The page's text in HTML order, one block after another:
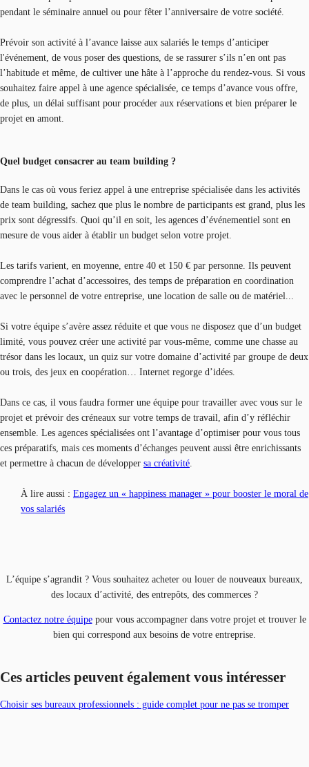
pendant le séminaire annuel ou pour fêter l’anniversaire de votre société.
Prévoir son activité à l’avance laisse aux salariés le temps d’anticiper
l'événement, de vous poser des questions, de se rassurer s’ils n’en ont pas
l’habitude et même, de cultiver une hâte à l’approche du rendez-vous. Si vous
souhaitez faire appel à une agence spécialisée, ce temps d’avance vous offre,
de plus, un délai suffisant pour procéder aux réservations et bien préparer le
projet en amont.
Quel budget consacrer au team building ?
Dans le cas où vous feriez appel à une entreprise spécialisée dans les activités
de team building, sachez que plus le nombre de participants est grand, plus les
prix sont dégressifs. Quoi qu’il en soit, les agences d’événementiel sont en
mesure de vous aider à établir un budget selon votre projet.
Les tarifs varient, en moyenne, entre 40 et 150 € par personne. Ils peuvent
comprendre l’achat d’accessoires, des temps de préparation en coordination
avec le personnel de votre entreprise, une location de salle ou de matériel...
Si votre équipe s’avère assez réduite et que vous ne disposez que d’un budget
limité, vous pouvez créer une activité par vous-même, comme une chasse au
trésor dans les locaux, un quiz sur votre domaine d’activité par groupe de deux
ou trois, des jeux en coopération… Internet regorge d’idées.
Dans ce cas, il vous faudra former une équipe pour travailler avec vous sur le
projet et prévoir des créneaux sur votre temps de travail, afin d’y réfléchir
ensemble. Les agences spécialisées ont l’avantage d’optimiser pour vous tous
ces préparatifs, mais ces moments d’échanges peuvent aussi être enrichissants
et permettre à chacun de développer sa créativité.
À lire aussi : Engagez un « happiness manager » pour booster le moral de
vos salariés
L’équipe s’agrandit ? Vous souhaitez acheter ou louer de nouveaux bureaux,
des locaux d’activité, des entrepôts, des commerces ?
Contactez notre équipepour vous accompagner dans votre projet et trouver le
bien qui correspond aux besoins de votre entreprise.
Ces articles peuvent également vous intéresser
Choisir ses bureaux professionnels : guide complet pour ne pas se tromper